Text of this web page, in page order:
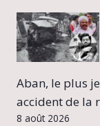
Aban, le plus
accident de la
8 août 2026